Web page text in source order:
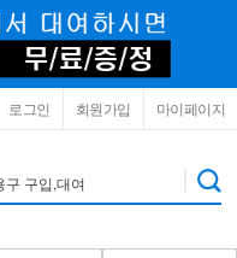
마이페이지
회원가입
로그인